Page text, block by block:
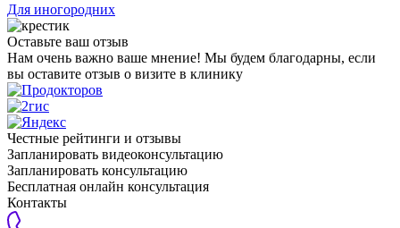
Для иногородних
Оставьте ваш отзыв
Нам очень важно ваше мнение! Мы будем благодарны, если
вы оставите отзыв о визите в клинику
Честные рейтинги и отзывы
Запланировать видеоконсультацию
Запланировать консультацию
Бесплатная онлайн консультация
Контакты